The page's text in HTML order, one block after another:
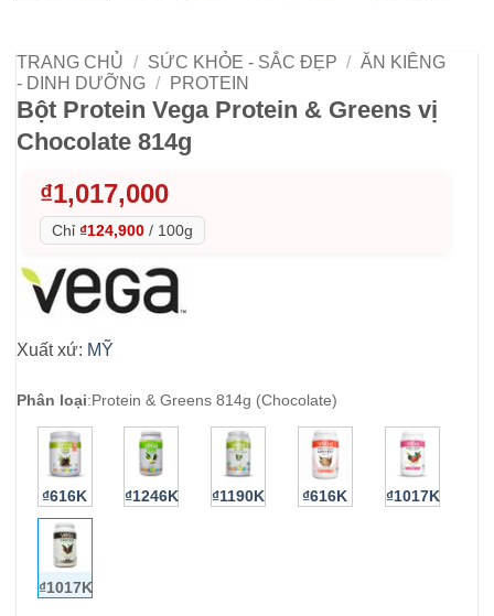
TRANG CHỦ / SỨC KHỎE - SẮC ĐẸP / ĂN KIÊNG
- DINH DƯỠNG / PROTEIN
Bột Protein Vega Protein & Greens vị
Chocolate 814g
₫1,017,000
Chỉ ₫124,900 / 100g
Xuất xứ: MỸ
Phân loại:Protein & Greens 814g (Chocolate)
₫616K ₫1246K ₫1190K ₫616K ₫1017K
₫1017K